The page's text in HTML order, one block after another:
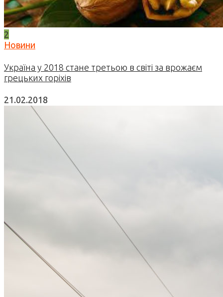
2
Новини
Україна у 2018 стане третьою в світі за врожаєм
грецьких горіхів
21.02.2018